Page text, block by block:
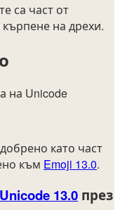
са част от
на дрехи.
на Unicode
като част
към Emoji 13.0.
Unicode 13.0 през